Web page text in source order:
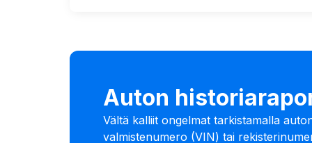
Auton
Vältä kalliit ongelmat tarkistamalla
valmistenumero (VIN) tai